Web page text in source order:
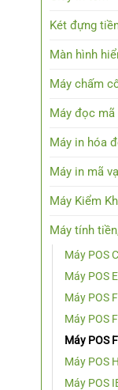
Két đựng
Màn hình
Máy chấm
Máy đọc mã
Máy in hóa
Máy in mã
Máy Kiểm
Máy tính
Máy POS
Máy POS
Máy POS
Máy POS
Máy POS
Máy POS
Máy POS